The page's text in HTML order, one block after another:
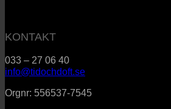
KONTAKT
033 – 27 06 40
info@tidochdoft.se
Orgnr: 556537-7545